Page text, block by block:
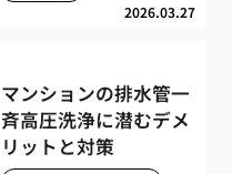
2026.03.27
マンションの排水管一
斉高圧洗浄に潜むデメ
リットと対策